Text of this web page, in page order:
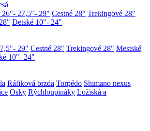
26"- 27,5"- 29" Cestné 28" Trekingové 28"
Detské 10"- 24"
29" Cestné 28" Trekingové 28" Mestské
10"- 24"
Ráfiková brzda Torpédo Shimano nexus
Osky Rýchloupináky Ložiská a